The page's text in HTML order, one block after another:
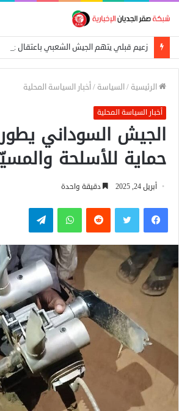
زعيم قبلي يتهم الجيش الشعبي باعتقال عمال
الرئيسية /السياسة /أخبار السياسة المحلية
أخبار السياسة المحلية
الجيش السوداني
حماية للأسلحة
أبريل 24, 2025 دقيقة واحدة
فيسبوكتويتر واتساب تيلقرام